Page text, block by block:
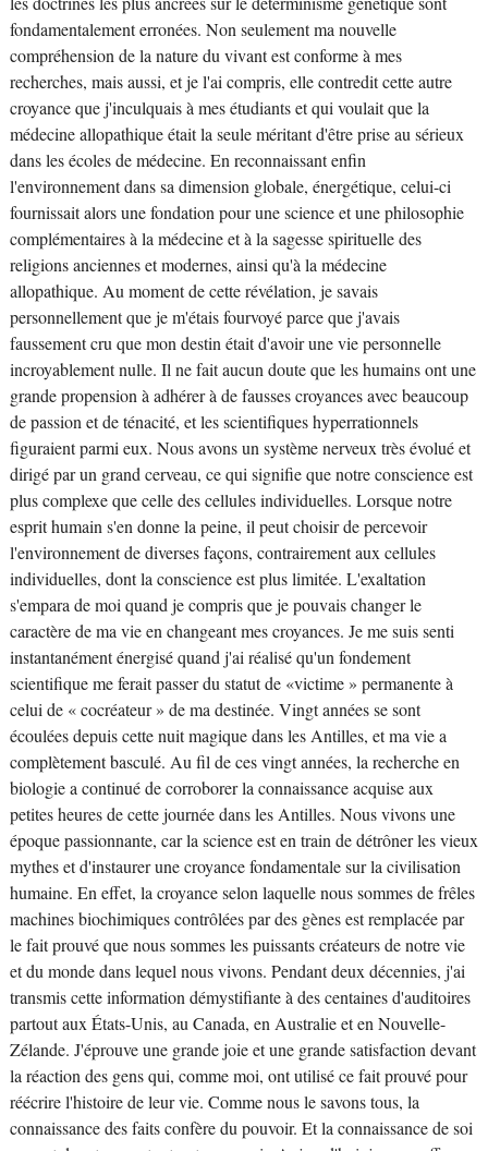
fondamentalement erronées. Non seulement ma nouvelle
compréhension de la nature du vivant est conforme à mes
recherches, mais aussi, et je l'ai compris, elle contredit cette autre
croyance que j'inculquais à mes étudiants et qui voulait que la
médecine allopathique était la seule méritant d'être prise au sérieux
dans les écoles de médecine. En reconnaissant enfin
l'environnement dans sa dimension globale, énergétique, celui-ci
fournissait alors une fondation pour une science et une philosophie
complémentaires à la médecine et à la sagesse spirituelle des
religions anciennes et modernes, ainsi qu'à la médecine
allopathique. Au moment de cette révélation, je savais
personnellement que je m'étais fourvoyé parce que j'avais
faussement cru que mon destin était d'avoir une vie personnelle
incroyablement nulle. Il ne fait aucun doute que les humains ont une
grande propension à adhérer à de fausses croyances avec beaucoup
de passion et de ténacité, et les scientifiques hyperrationnels
figuraient parmi eux. Nous avons un système nerveux très évolué et
dirigé par un grand cerveau, ce qui signifie que notre conscience est
plus complexe que celle des cellules individuelles. Lorsque notre
esprit humain s'en donne la peine, il peut choisir de percevoir
l'environnement de diverses façons, contrairement aux cellules
individuelles, dont la conscience est plus limitée. L'exaltation
s'empara de moi quand je compris que je pouvais changer le
caractère de ma vie en changeant mes croyances. Je me suis senti
instantanément énergisé quand j'ai réalisé qu'un fondement
scientifique me ferait passer du statut de «victime » permanente à
celui de « cocréateur » de ma destinée. Vingt années se sont
écoulées depuis cette nuit magique dans les Antilles, et ma vie a
complètement basculé. Au fil de ces vingt années, la recherche en
biologie a continué de corroborer la connaissance acquise aux
petites heures de cette journée dans les Antilles. Nous vivons une
époque passionnante, car la science est en train de détrôner les vieux
mythes et d'instaurer une croyance fondamentale sur la civilisation
humaine. En effet, la croyance selon laquelle nous sommes de frêles
machines biochimiques contrôlées par des gènes est remplacée par
le fait prouvé que nous sommes les puissants créateurs de notre vie
et du monde dans lequel nous vivons. Pendant deux décennies, j'ai
transmis cette information démystifiante à des centaines d'auditoires
partout aux États-Unis, au Canada, en Australie et en Nouvelle-
Zélande. J'éprouve une grande joie et une grande satisfaction devant
la réaction des gens qui, comme moi, ont utilisé ce fait prouvé pour
réécrire l'histoire de leur vie. Comme nous le savons tous, la
connaissance des faits confère du pouvoir. Et la connaissance de soi